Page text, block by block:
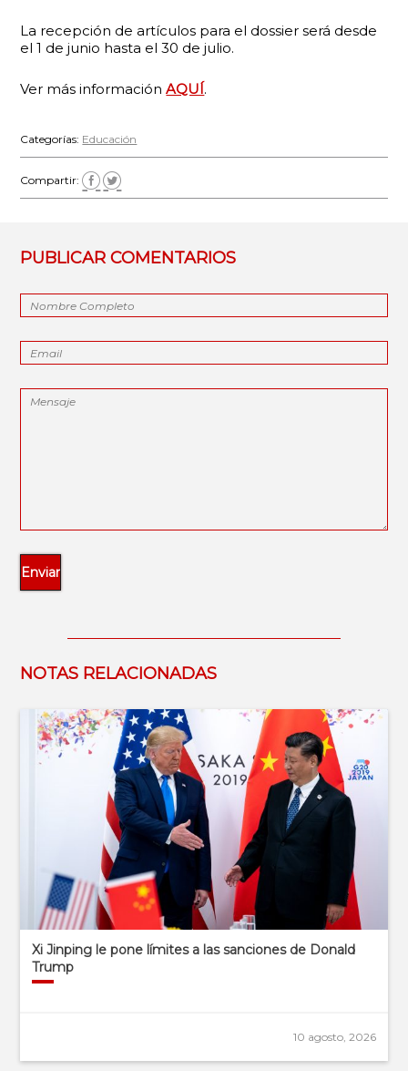
La recepción de artículos para el dossier será desde
el 1 de junio hasta el 30 de julio.
Ver más informaciónAQUÍ.
Categorías: Educación
Compartir:
PUBLICAR COMENTARIOS
NOTAS RELACIONADAS
Xi Jinping le pone límites a las sanciones de Donald
Trump
10 agosto, 2026